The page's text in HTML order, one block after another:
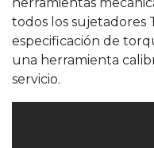
todos los sujetadores
especificación de
una herramienta
servicio.